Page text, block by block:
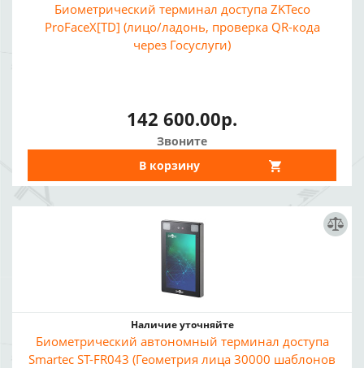
Биометрический терминал доступа ZKTeco
ProFaceX[TD] (лицо/ладонь, проверка QR-кода
через Госуслуги)
142 600.00р.
Звоните
В корзину
Наличие уточняйте
Биометрический автономный терминал доступа
Smartec ST-FR043 (Геометрия лица 30000 шаблонов